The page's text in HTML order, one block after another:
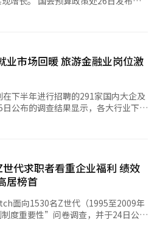
户推出定期存款担保信用卡服务。该
，为外籍客户发放信用卡。即便没有
幅提升了日常支付的便利性。 新
次推出的信用卡服务为外籍客户提供
项服务能够帮助外籍客户积累信用记
要商业银行在
上一直持谨慎态度。相比本国客户，
，若外籍客户借款后离境，贷款几乎
夺这一群体。业内人士表示，随着
雇佣比例也仅为46.1%，未能过半。
零售业（27.5%）等与内需消费紧密
。20岁以下人群的新增雇佣比例为
分点，目前已经连续8个季度低于
多岁为19.7%，50多岁为21.8%，60
有所减少。
，今年预计分娩人数为30.4万人，较
预计分娩人数之间会存在误差，但按
持续反弹。尤其是30岁出头的女性成
的预计分娩人数较去年增长1.1万人，
29岁的分娩人数分别较去年增长
，实现自2015年后9年来的首次增
女数量的总和生育率去年升至0.75
体工商户。从医保数据来看，去年职
人，高于地区参保人员（0.57人）
。职场参保人员的总和生育率较上一
员仅增加0.01人，医疗补贴受益者反
集中于正式职工，个体户、自由职业
体仍处于福利的“灰色地带”。政府
将出生人口反弹的势头延续下去。
业市场回暖 旅游金融业岗位激
下半年进行招聘的291家国内大企及
公布的调查结果显示，各大行业下半
。其中，“旅游·住宿·航空”行业招
能源”行业增长37个百分点，达
高19.1个百分点，达60%。在被调
招聘率实现同比增长，反映出整体
点，成为跌幅最大的行业。“石油·
滑，同比减少40个百分点，仅为
查中招聘率最低的行业。此
世代求职者看重企业福利 绩效
居榜首
面向1530名Z世代（1995至2009年
度重要性”问卷调查，并于24日公布
者在投递简历时会考量企业的福利制